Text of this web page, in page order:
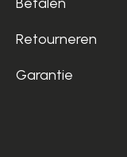
Retourneren
Garantie